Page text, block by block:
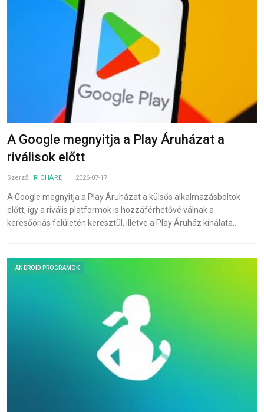
A Google megnyitja a Play Áruházat a
riválisok előtt
Szerző: RICHÁRD 2026-07-17
A Google megnyitja a Play Áruházat a külsős alkalmazásboltok
előtt, így a rivális platformok is hozzáférhetővé válnak a
keresőóriás felületén keresztül, illetve a Play Áruház kínálata…
ANDROID PROGRAMOK